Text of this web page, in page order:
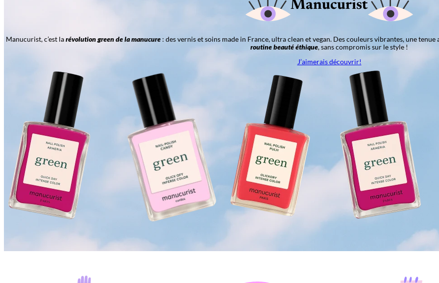
Manucurist
Manucurist, c’est larévolution green de la manucure: des vernis et soins made in France, ultra clean et vegan. Des couleurs vibrantes, une tenue
routine beauté éthique, sans compromis sur le style !
J’aimerais découvrir!